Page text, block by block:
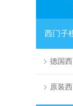
西门子
德国
原装